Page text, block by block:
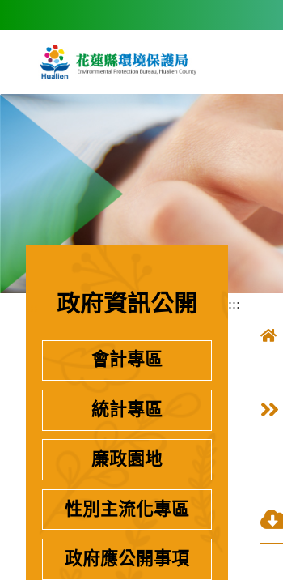
政府資訊公開
會計專區
統計專區
廉政園地
性別主流化專區
政府應公開事項
:::